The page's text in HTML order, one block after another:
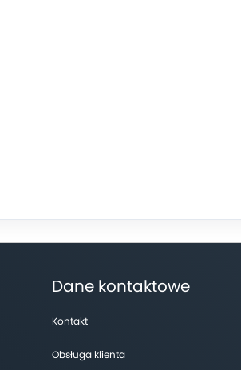
Dane kontaktowe
Kontakt
Obsługa klienta